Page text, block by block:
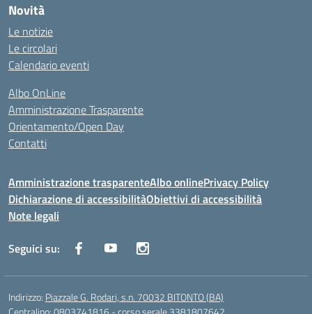
Novità
Le notizie
Le circolari
Calendario eventi
Albo OnLine
Amministrazione Trasparente
Orientamento/Open Day
Contatti
Amministrazione trasparenteAlbo onlinePrivacy Policy
Dichiarazione di accessibilitàObiettivi di accessibilità
Note legali
Seguici su:
Indirizzo: Piazzale G. Rodari, s.n. 70032 BITONTO (BA)